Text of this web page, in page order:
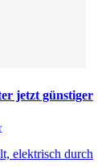
jetzt günstiger
elektrisch durch